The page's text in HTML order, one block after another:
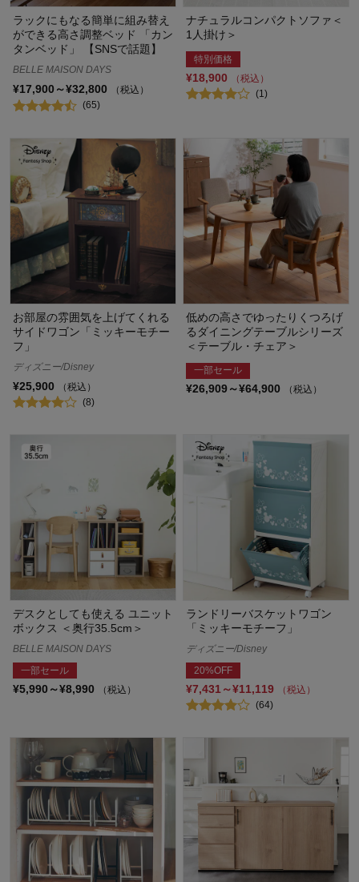
ラックにもなる簡単に組み替え
ができる高さ調整ベッド 「カン
タンベッド」 【SNSで話題】
BELLE MAISON DAYS
¥17,900～¥32,800
（税込）
(65)
ナチュラルコンパクトソファ＜
1人掛け＞
特別価格
¥18,900
（税込）
(1)
お部屋の雰囲気を上げてくれる
サイドワゴン「ミッキーモチー
フ」
ディズニー/Disney
¥25,900
（税込）
(8)
低めの高さでゆったりくつろげ
るダイニングテーブルシリーズ
＜テーブル・チェア＞
一部セール
¥26,909～¥64,900 （税込）
デスクとしても使える ユニット
ボックス ＜奥行35.5cm＞
BELLE MAISON DAYS
一部セール
¥5,990～¥8,990 （税込）
ランドリーバスケットワゴン
「ミッキーモチーフ」
ディズニー/Disney
20%OFF
¥7,431～¥11,119
（税込）
(64)